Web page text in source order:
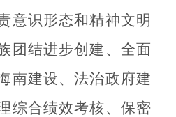
意识形态和精神文明
团结进步创建、全面
南建设、法治政府建
综合绩效考核、保密